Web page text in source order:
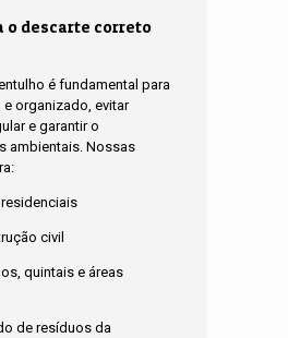
o descarte correto
é fundamental para
organizado, evitar
e garantir o
ambientais. Nossas
civil
quintais e áreas
de resíduos da